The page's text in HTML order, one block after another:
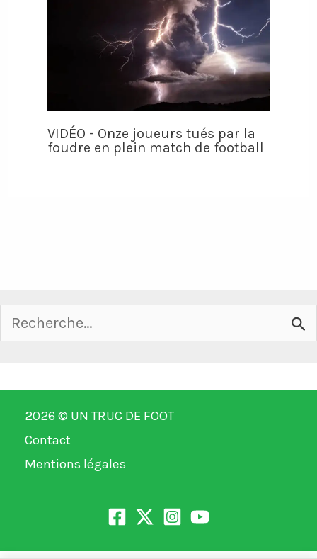
VIDÉO - Onze joueurs tués par la
foudre en plein match de football
Rechercher :
2026 © UN TRUC DE FOOT
Contact
Mentions légales